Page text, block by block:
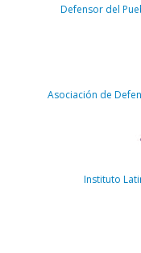
Defensor del
Asociación de
Instituto